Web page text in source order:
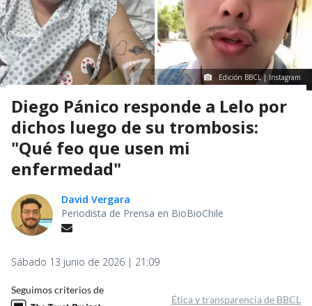
Edición BBCL | Instagram
Diego Pánico responde a Lelo por
dichos luego de su trombosis:
"Qué feo que usen mi
enfermedad"
David Vergara
Periodista de Prensa en BioBioChile
Sábado 13 junio de 2026 | 21:09
Seguimos criterios de
Ética y transparencia de BBCL